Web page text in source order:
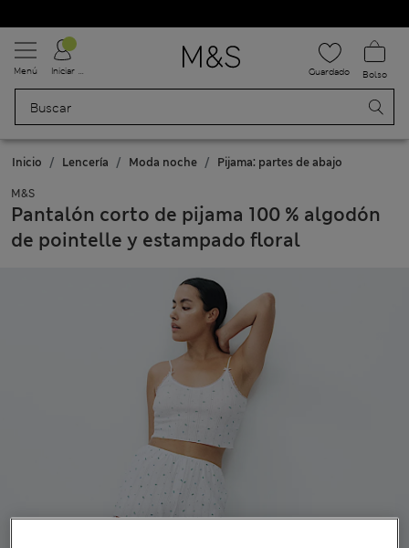
Menú Iniciar sesión Guardado Bolso
Inicio Lencería Moda noche Pijama: partes de abajo
M&S
Pantalón corto de pijama 100 % algodón
de pointelle y estampado floral